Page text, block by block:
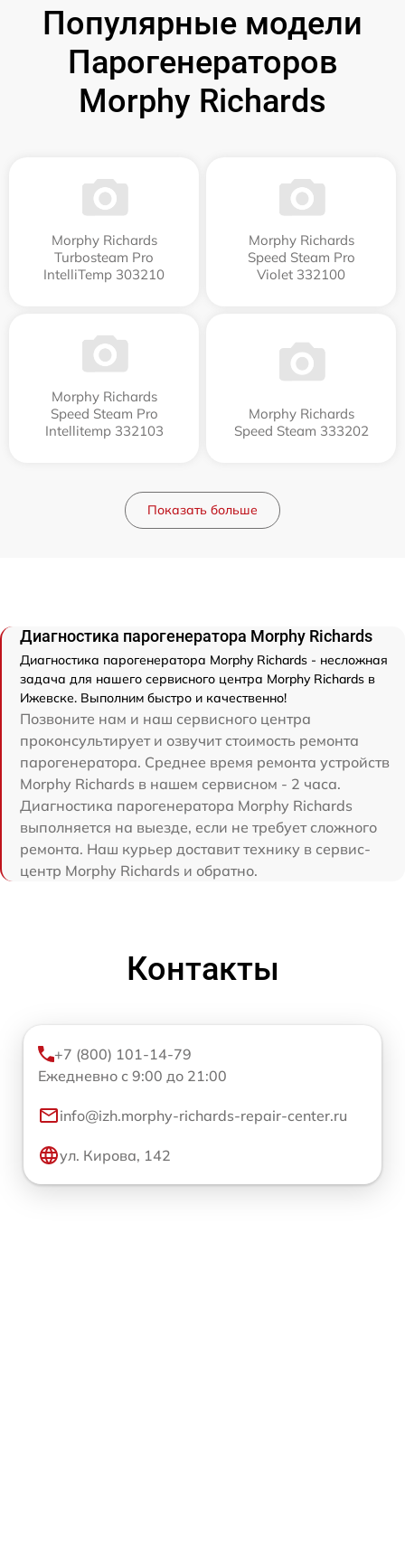
Популярные модели
Парогенераторов
Morphy Richards
Morphy Richards
Turbosteam Pro
IntelliTemp 303210
Morphy Richards
Speed Steam Pro
Violet 332100
Morphy Richards
Speed Steam Pro
Intellitemp 332103
Morphy Richards
Speed Steam 333202
Показать больше
Диагностика парогенератора Morphy Richards
Диагностика парогенератора Morphy Richards - несложная
задача для нашего сервисного центра Morphy Richards в
Ижевске. Выполним быстро и качественно!
Позвоните нам и наш сервисного центра
проконсультирует и озвучит стоимость ремонта
парогенератора. Среднее время ремонта устройств
Morphy Richards в нашем сервисном - 2 часа.
Диагностика парогенератора Morphy Richards
выполняется на выезде, если не требует сложного
ремонта. Наш курьер доставит технику в сервис-
центр Morphy Richards и обратно.
Контакты
+7 (800) 101-14-79
Ежедневно с 9:00 до 21:00
info@izh.morphy-richards-repair-center.ru
ул. Кирова, 142